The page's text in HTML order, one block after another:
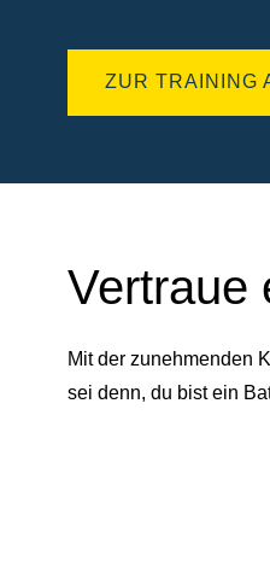
ZUR TRAINING
Vertraue
Mit der zunehmenden
sei denn, du bist ein